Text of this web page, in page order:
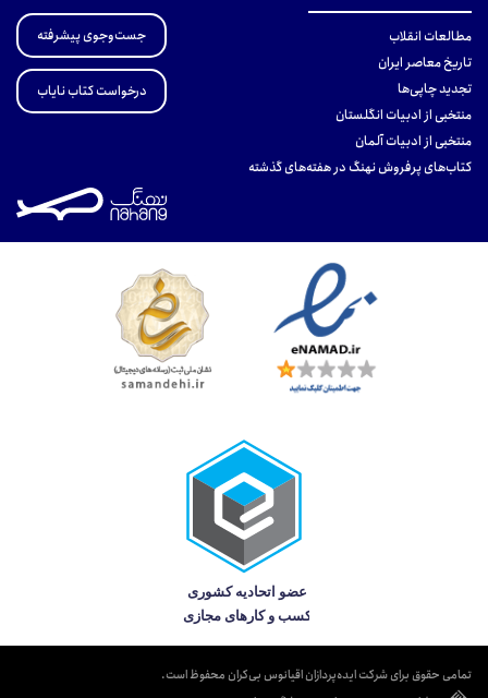
مطالعات انقلاب
تاریخ معاصر ایران
تجدید چاپی‌ها
منتخبی از ادبیات انگلستان
منتخبی از ادبیات آلمان
کتاب‌های پرفروش نهنگ در هفته‌های گذشته
جست‌وجوی پیشرفته
درخواست کتاب نایاب
تمامی حقوق برای شرکت ایده‌پردازان اقیانوس بی‌کران محفوظ است.